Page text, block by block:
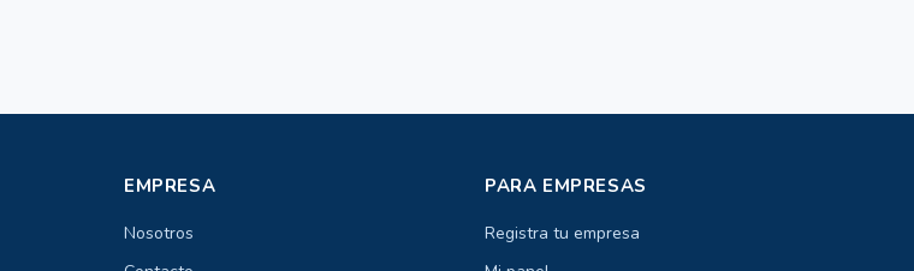
EMPRESA
Nosotros
PARA EMPRESAS
Registra tu empresa